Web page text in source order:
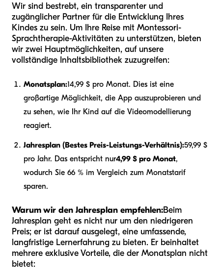
Wir sind bestrebt, ein transparenter und
zugänglicher Partner für die Entwicklung Ihres
Kindes zu sein. Um Ihre Reise mit Montessori-
Sprachtherapie-Aktivitäten zu unterstützen, bieten
wir zwei Hauptmöglichkeiten, auf unsere
vollständige Inhaltsbibliothek zuzugreifen:
Monatsplan:14,99 $ pro Monat. Dies ist eine
großartige Möglichkeit, die App auszuprobieren und
zu sehen, wie Ihr Kind auf die Videomodellierung
reagiert.
Jahresplan (Bestes Preis-Leistungs-Verhältnis):59,99 $
pro Jahr. Das entspricht nur4,99 $ pro Monat,
wodurch Sie 66 % im Vergleich zum Monatstarif
sparen.
Warum wir den Jahresplan empfehlen:Beim
Jahresplan geht es nicht nur um den niedrigeren
Preis; er ist darauf ausgelegt, eine umfassende,
langfristige Lernerfahrung zu bieten. Er beinhaltet
mehrere exklusive Vorteile, die der Monatsplan nicht
bietet: